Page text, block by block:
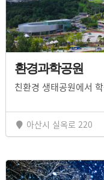
환경과학공원
친환경 생태공원에서
아산시 실옥로 220